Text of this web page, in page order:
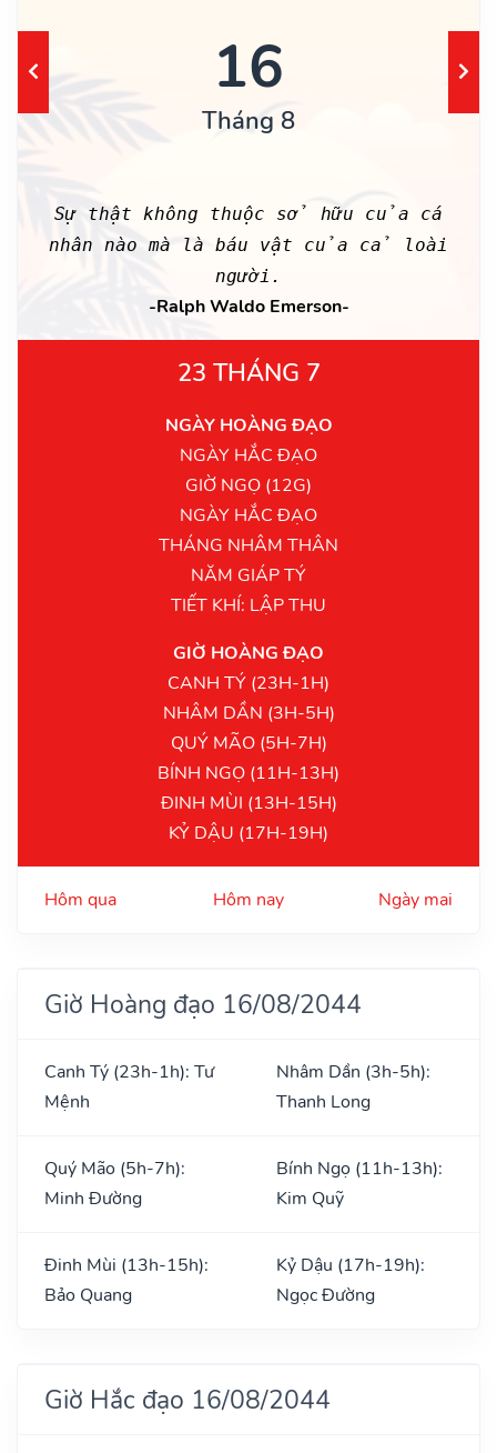
16
Tháng 8
Sự thật không thuộc sở hữu của cá
nhân nào mà là báu vật của cả loài
người.
-Ralph Waldo Emerson-
23 THÁNG 7
NGÀY HOÀNG ĐẠO
NGÀY HẮC ĐẠO
GIỜ NGỌ (12G)
NGÀY HẮC ĐẠO
THÁNG NHÂM THÂN
NĂM GIÁP TÝ
TIẾT KHÍ: LẬP THU
GIỜ HOÀNG ĐẠO
CANH TÝ (23H-1H)
NHÂM DẦN (3H-5H)
QUÝ MÃO (5H-7H)
BÍNH NGỌ (11H-13H)
ĐINH MÙI (13H-15H)
KỶ DẬU (17H-19H)
Hôm qua Hôm nay Ngày mai
Giờ Hoàng đạo 16/08/2044
Canh Tý (23h-1h): Tư
Mệnh
Nhâm Dần (3h-5h):
Thanh Long
Quý Mão (5h-7h):
Minh Đường
Bính Ngọ (11h-13h):
Kim Quỹ
Đinh Mùi (13h-15h):
Bảo Quang
Kỷ Dậu (17h-19h):
Ngọc Đường
Giờ Hắc đạo 16/08/2044